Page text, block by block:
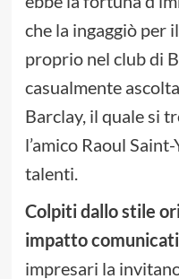
che la ingaggiò per
proprio nel club di
casualmente
Barclay, il quale si
l’amico Raoul
talenti.
Colpiti dallo stile
impatto
impresari la